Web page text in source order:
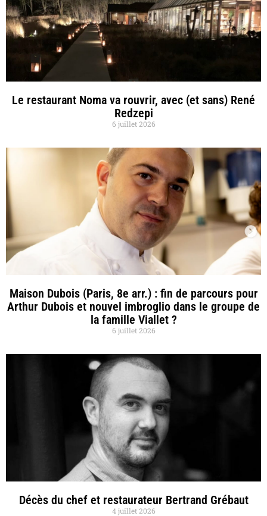
Le restaurant Noma va rouvrir, avec (et sans) René
Redzepi
6 juillet 2026
Maison Dubois (Paris, 8e arr.) : fin de parcours pour
Arthur Dubois et nouvel imbroglio dans le groupe de
la famille Viallet ?
6 juillet 2026
Décès du chef et restaurateur Bertrand Grébaut
4 juillet 2026